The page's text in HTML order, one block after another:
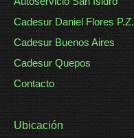
Cadesur Daniel Flores P.Z.
Cadesur Buenos Aires
Cadesur Quepos
Contacto
Ubicación